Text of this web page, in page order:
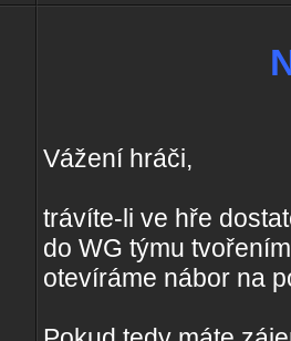
Vážení hráči,
trávíte-li ve hře
do WG týmu
otevíráme nábor na